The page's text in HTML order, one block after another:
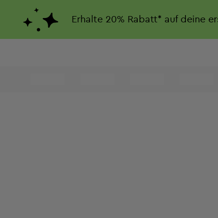
Erhalte 20% Rabatt* auf deine